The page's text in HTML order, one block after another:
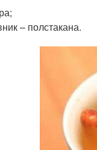
– полстакана.